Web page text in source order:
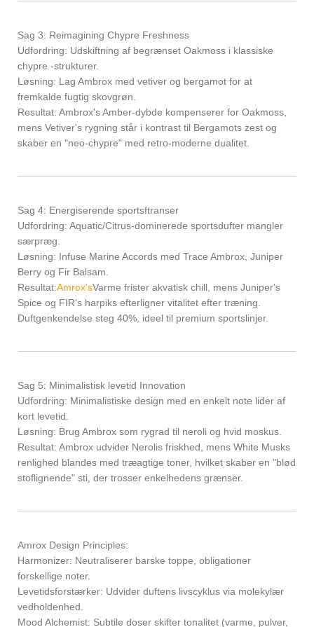
Sag 3: Reimagining Chypre Freshness
Udfordring: Udskiftning af begrænset Oakmoss i klassiske
chypre -strukturer.
Løsning: Lag Ambrox med vetiver og bergamot for at
fremkalde fugtig skovgrøn.
Resultat: Ambrox's Amber-dybde kompenserer for Oakmoss,
mens Vetiver's rygning står i kontrast til Bergamots zest og
skaber en "neo-chypre" med retro-moderne dualitet.
Sag 4: Energiserende sportsftranser
Udfordring: Aquatic/Citrus-dominerede sportsdufter mangler
særpræg.
Løsning: Infuse Marine Accords med Trace Ambrox, Juniper
Berry og Fir Balsam.
Resultat:Amrox'sVarme frister akvatisk chill, mens Juniper's
Spice og FIR's harpiks efterligner vitalitet efter træning.
Duftgenkendelse steg 40%, ideel til premium sportslinjer.
Sag 5: Minimalistisk levetid Innovation
Udfordring: Minimalistiske design med en enkelt note lider af
kort levetid.
Løsning: Brug Ambrox som rygrad til neroli og hvid moskus.
Resultat: Ambrox udvider Nerolis friskhed, mens White Musks
renlighed blandes med træagtige toner, hvilket skaber en "blød
stoflignende" sti, der trosser enkelhedens grænser.
Amrox Design Principles:
Harmonizer: Neutraliserer barske toppe, obligationer
forskellige noter.
Levetidsforstærker: Udvider duftens livscyklus via molekylær
vedholdenhed.
Mood Alchemist: Subtile doser skifter tonalitet (varme, pulver,